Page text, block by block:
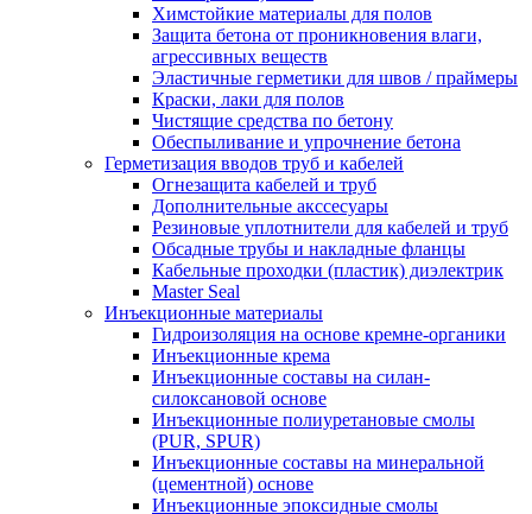
Химстойкие материалы для полов
Защита бетона от проникновения влаги,
агрессивных веществ
Эластичные герметики для швов / праймеры
Краски, лаки для полов
Чистящие средства по бетону
Обеспыливание и упрочнение бетона
Герметизация вводов труб и кабелей
Огнезащита кабелей и труб
Дополнительные акссесуары
Резиновые уплотнители для кабелей и труб
Обсадные трубы и накладные фланцы
Кабельные проходки (пластик) диэлектрик
Master Seal
Инъекционные материалы
Гидроизоляция на основе кремне-органики
Инъекционные крема
Инъекционные составы на силан-
силоксановой основе
Инъекционные полиуретановые смолы
(PUR, SPUR)
Инъекционные составы на минеральной
(цементной) основе
Инъекционные эпоксидные смолы